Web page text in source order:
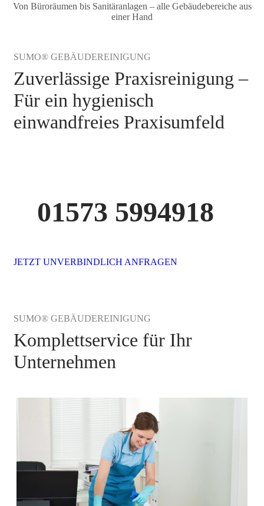
Von Büroräumen bis Sanitäranlagen – alle Gebäudebereiche aus
einer Hand
SUMO® GEBÄUDEREINIGUNG
Zuverlässige Praxisreinigung –
Für ein hygienisch
einwandfreies Praxisumfeld
01573 5994918
JETZT UNVERBINDLICH ANFRAGEN
SUMO® GEBÄUDEREINIGUNG
Komplettservice für Ihr
Unternehmen